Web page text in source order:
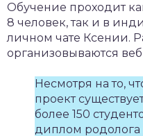
Обучение проходит
8 человек, так и в
личном чате Ксении.
организовываются
Несмотря на то,
проект
более 150
диплом